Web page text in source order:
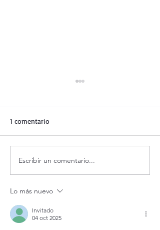
¡3 motivos para la
Transfiguración!
1 comentario
Escribir un comentario...
Lo más nuevo
Invitado
04 oct 2025